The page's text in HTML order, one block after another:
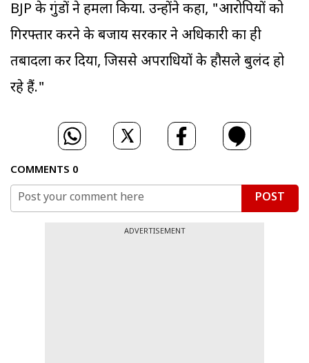
BJP के गुंडों ने हमला किया. उन्होंने कहा, "आरोपियों को
गिरफ्तार करने के बजाय सरकार ने अधिकारी का ही
तबादला कर दिया, जिससे अपराधियों के हौसले बुलंद हो
रहे हैं."
COMMENTS 0
POST
ADVERTISEMENT